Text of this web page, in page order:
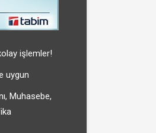
işlemler!
uygun
Muhasebe,